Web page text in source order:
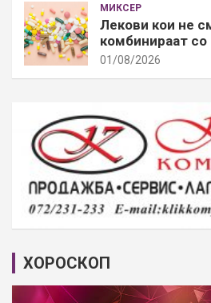
МИКСЕР
Лекови кои не
комбинираат со
01/08/2026
ХОРОСКОП